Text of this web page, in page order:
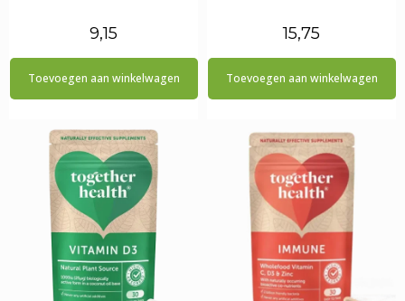
9,15
Toevoegen aan winkelwagen
15,75
Toevoegen aan winkelwagen